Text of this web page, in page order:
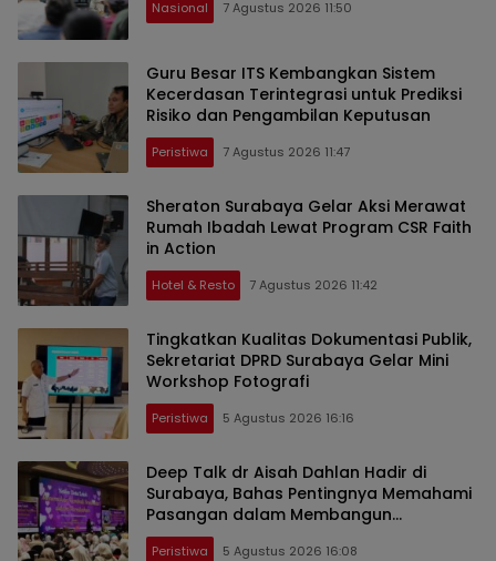
Nasional 7 Agustus 2026 11:50
Guru Besar ITS Kembangkan Sistem
Kecerdasan Terintegrasi untuk Prediksi
Risiko dan Pengambilan Keputusan
Peristiwa 7 Agustus 2026 11:47
Sheraton Surabaya Gelar Aksi Merawat
Rumah Ibadah Lewat Program CSR Faith
in Action
Hotel & Resto 7 Agustus 2026 11:42
Tingkatkan Kualitas Dokumentasi Publik,
Sekretariat DPRD Surabaya Gelar Mini
Workshop Fotografi
Peristiwa 5 Agustus 2026 16:16
Deep Talk dr Aisah Dahlan Hadir di
Surabaya, Bahas Pentingnya Memahami
Pasangan dalam Membangun
Hubungan Harmonis
Peristiwa 5 Agustus 2026 16:08